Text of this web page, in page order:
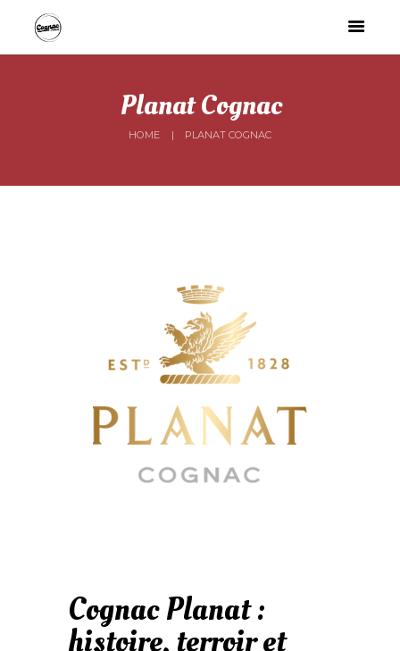
Planat Cognac
HOME PLANAT COGNAC
Cognac Planat :